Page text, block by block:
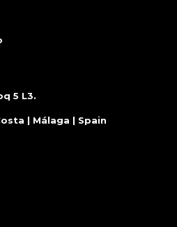
5 L3.
| Málaga | Spain